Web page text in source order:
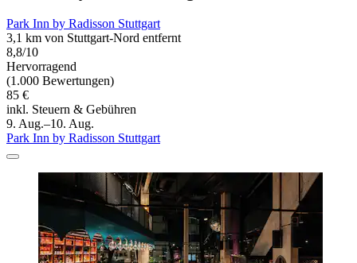
Park Inn by Radisson Stuttgart
3,1 km von Stuttgart-Nord entfernt
8,8/10
Hervorragend
(1.000 Bewertungen)
85 €
inkl. Steuern & Gebühren
9. Aug.–10. Aug.
Park Inn by Radisson Stuttgart